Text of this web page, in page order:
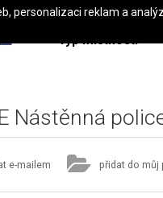
Typ místnosti
Nástěnná
e-mailem přidat do můj
personalizaci reklam a